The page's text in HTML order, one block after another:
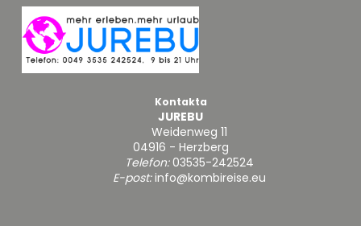
Kontakta
JUREBU
Weidenweg 11
04916 - Herzberg
Telefon:03535-242524
E-post:info@kombireise.eu